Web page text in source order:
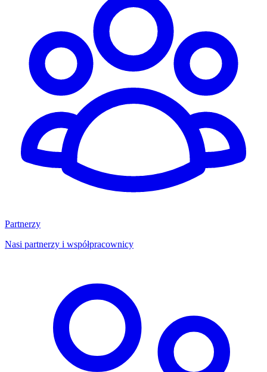
Partnerzy
Nasi partnerzy i współpracownicy